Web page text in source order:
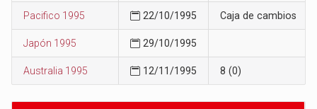
Pacifico 1995 22/10/1995 Caja de cambios
Japón 1995 29/10/1995
Australia 1995 12/11/1995 8 (0)